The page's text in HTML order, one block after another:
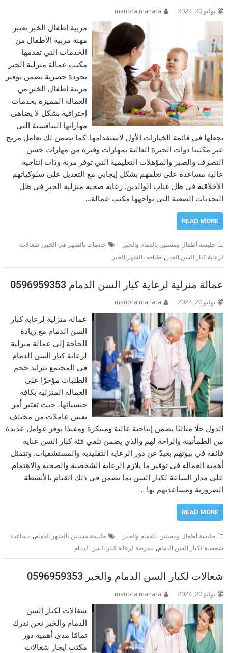
يوليو 20, 2024 manora manara
مربية اطفال الخبر تعتبر
مهنة مربية الأطفال من
الخدمات التي تقدمها
مكتب عمالة منزلية الخبر
بجودة حصرية تضمن توفير
مربية اطفال الخبر من
العمالة المميزة بخدمات
إحترافية بشكل لا يضاهى
مهاراتها التنافسية التي
تجعلها في قائمة الخيارات الأول لاستقدامها. كما نضمن لك تعامل مريح
عبر مكتبنا ذوات الخبرة العالية بمهارات وفيرة من مهارات حسن
التصرف والصبر والمؤهلات التعليمية التي توفر مرنة وذات إنتاجية
عالية مساعدة على تعلمهم بشكل إيجابي مع التعديل على سلوكياتهم
الأخلاقية في ظل غياب الوالدين. رعاية صحية منزلية الخبر في ظل
التحديات الصعبة التي يواجهها مكتب عمالة…
READ MORE
جليسة أطفال ومسنين بالدمام والخبر خادمات بالشهر في الخبر , شغالات
لرعاية كبار السن الخبر , طباخه بالشهر الخبر
عمالة منزلية لرعاية كبار السن الدمام 0596959353
يوليو 20, 2024 manora manara
عمالة منزلية لرعاية كبار
السن الدمام مع زيادة
الحاجة إلى عمالة منزلية
لرعاية كبار السن الدمام
في المجتمع تتزايد حجم
الطلبات مؤخرًا على
العمالة المنزلية بكافة
جنسياتها، حيث تعتبر أمر
تعيين عاملات من مختلف
الدول حلًا مثاليًا يضمن إنتاجية عالية ومبتكرة ومفيدًا يوفر عوامل عديدة
من الطمأنينة والراحة لهم والذي يضمن تلقي فئة كبار السن عناية
فائقة في بيوتهم بعيدً عن دور الرعاية التقليدية والمستشفيات. وتتمثل
أهمية العمالة في توفير ما يلازم الرعاية الشخصية والصحية والاهتمام
على مدار الساعة لكبار السن بما يضمن في ذلك القيام بالأنشطة
الضرورية ومساعدتهم بها…
READ MORE
جليسة أطفال ومسنين بالدمام والخبر جليسة مسنين بالشهر الدمام,مساعدة
شخصية لكبار السن الدمام,ممرضة لرعاية كبار السن الدمام
شغالات لكبار السن الدمام والخبر 0596959353
يوليو 20, 2024 manora manara
شغالات لكبار السن
الدمام والخبر نحن ندرك
تمامًا مدى أهمية دور
مكتب ايجار شغالات